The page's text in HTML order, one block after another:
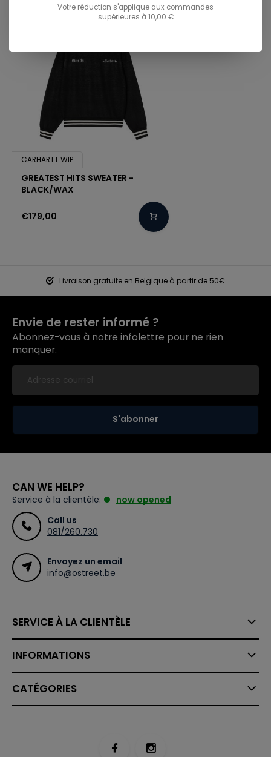
CARHARTT WIP
GREATEST HITS SWEATER -
BLACK/WAX
€179,00
Livraison gratuite en Belgique à partir de 50€
Envie de rester informé ?
Abonnez-vous à notre infolettre pour ne rien
manquer.
S'abonner
CAN WE HELP?
Service à la clientèle:
now opened
Call us
081/260.730
Envoyez un email
info@ostreet.be
SERVICE À LA CLIENTÈLE
INFORMATIONS
CATÉGORIES
Votre réduction s'applique aux commandes
supérieures à 10,00 €